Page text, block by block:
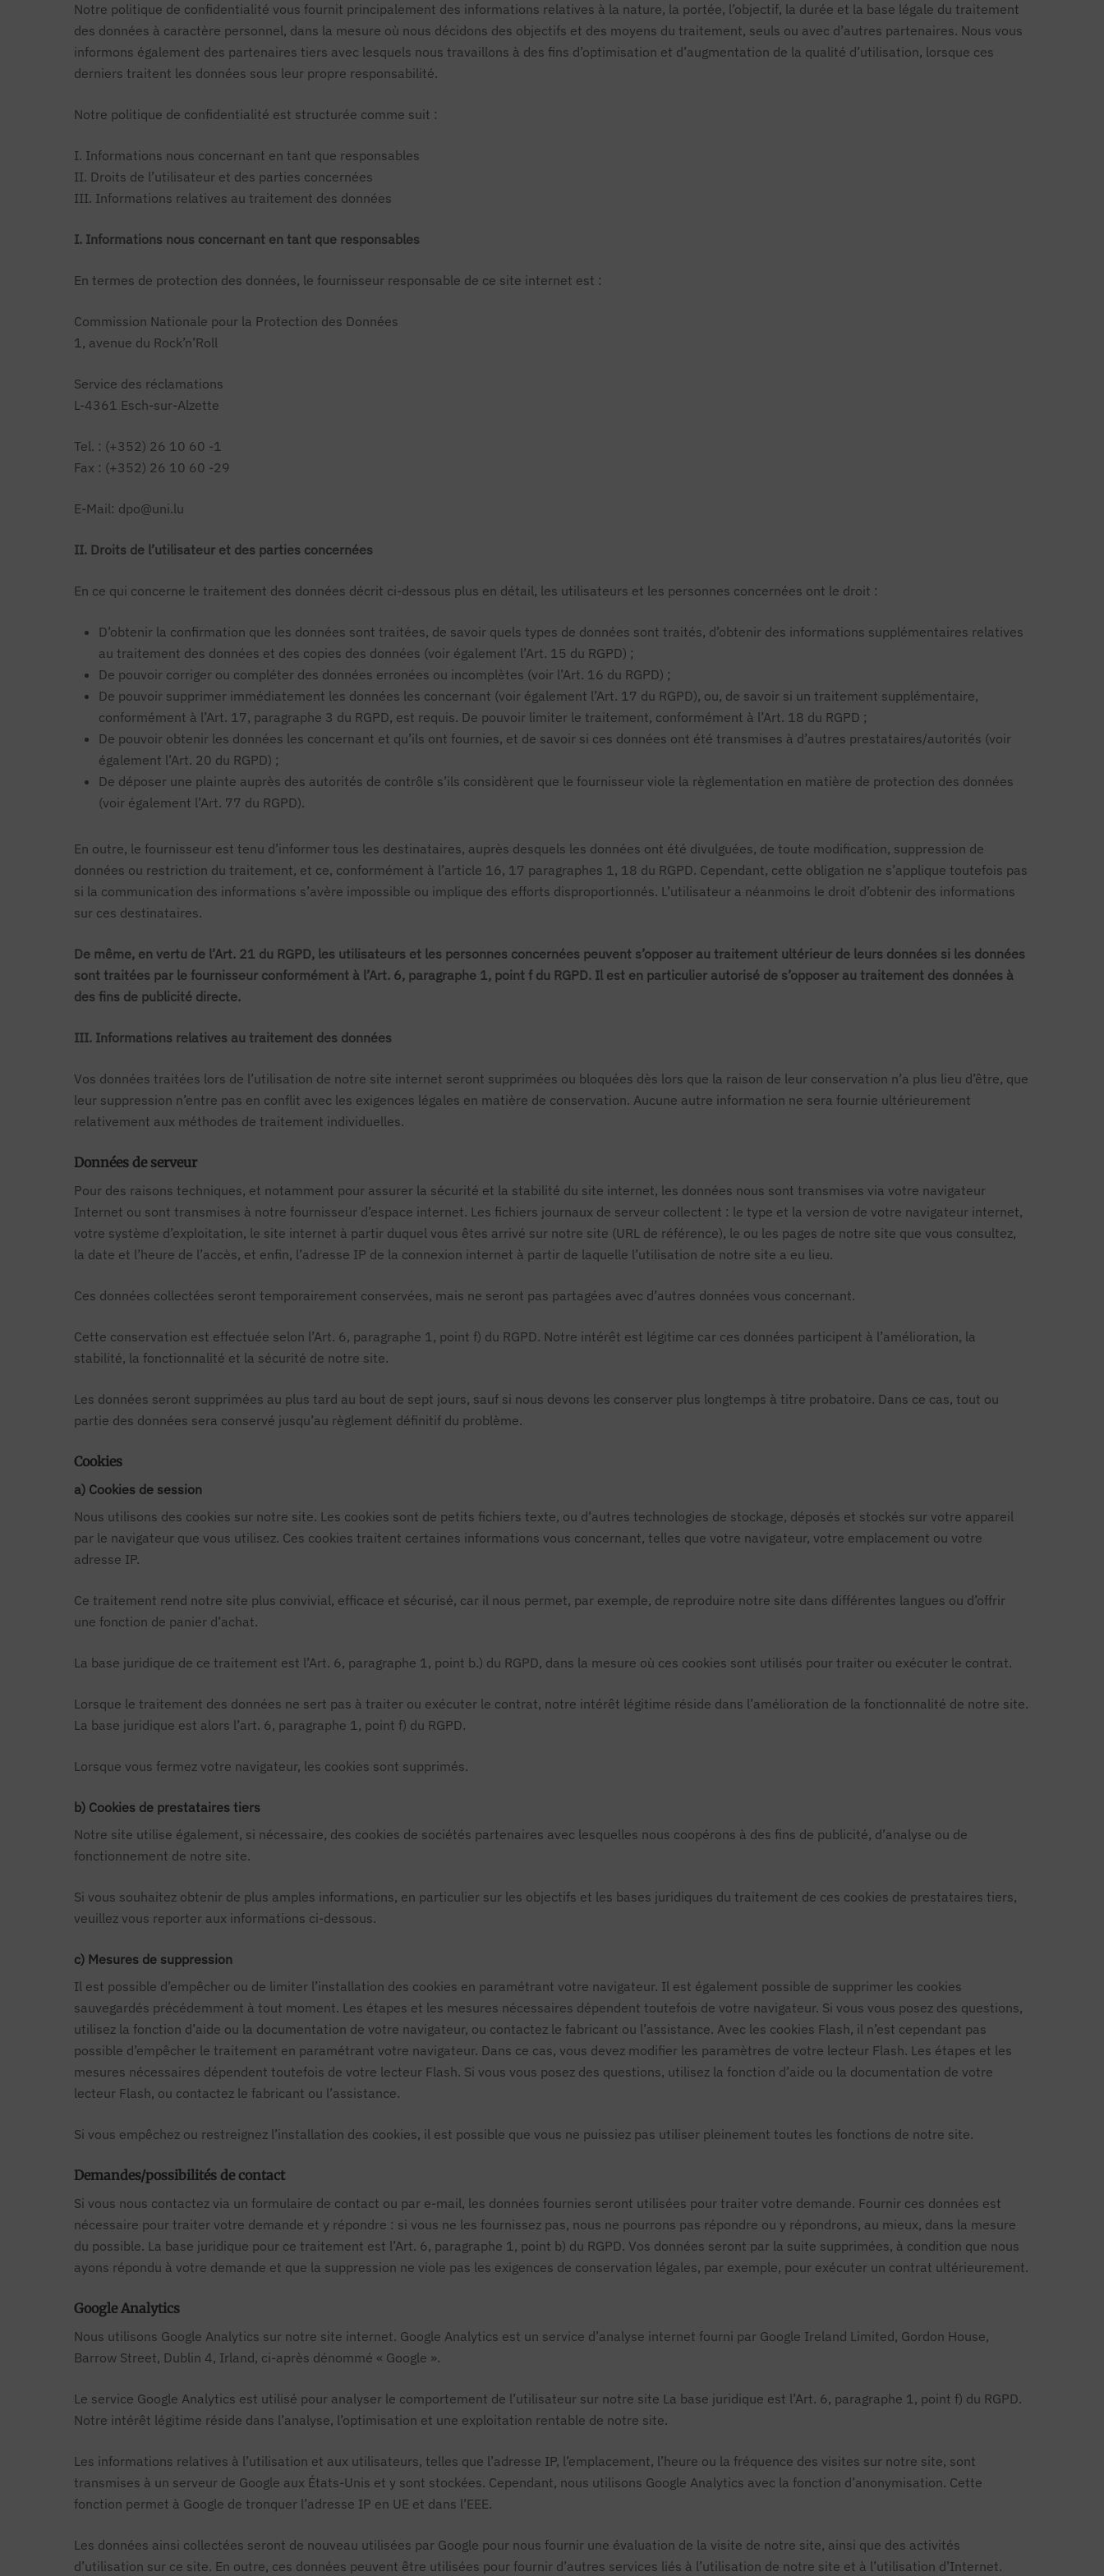
Notre politique de confidentialité vous fournit principalement des informations relatives à la nature, la portée, l’objectif, la durée et la base légale du traitement
des données à caractère personnel, dans la mesure où nous décidons des objectifs et des moyens du traitement, seuls ou avec d’autres partenaires. Nous vous
informons également des partenaires tiers avec lesquels nous travaillons à des fins d’optimisation et d’augmentation de la qualité d’utilisation, lorsque ces
derniers traitent les données sous leur propre responsabilité.
Notre politique de confidentialité est structurée comme suit :
I. Informations nous concernant en tant que responsables
II. Droits de l’utilisateur et des parties concernées
III. Informations relatives au traitement des données
I. Informations nous concernant en tant que responsables
En termes de protection des données, le fournisseur responsable de ce site internet est :
Commission Nationale pour la Protection des Données
1, avenue du Rock’n’Roll
Service des réclamations
L-4361 Esch-sur-Alzette
Tel. : (+352) 26 10 60 -1
Fax : (+352) 26 10 60 -29
E-Mail: dpo@uni.lu
II. Droits de l’utilisateur et des parties concernées
En ce qui concerne le traitement des données décrit ci-dessous plus en détail, les utilisateurs et les personnes concernées ont le droit :
D’obtenir la confirmation que les données sont traitées, de savoir quels types de données sont traités, d’obtenir des informations supplémentaires relatives
au traitement des données et des copies des données (voir également l’Art. 15 du RGPD) ;
De pouvoir corriger ou compléter des données erronées ou incomplètes (voir l’Art. 16 du RGPD) ;
De pouvoir supprimer immédiatement les données les concernant (voir également l’Art. 17 du RGPD), ou, de savoir si un traitement supplémentaire,
conformément à l’Art. 17, paragraphe 3 du RGPD, est requis. De pouvoir limiter le traitement, conformément à l’Art. 18 du RGPD ;
De pouvoir obtenir les données les concernant et qu’ils ont fournies, et de savoir si ces données ont été transmises à d’autres prestataires/autorités (voir
également l’Art. 20 du RGPD) ;
De déposer une plainte auprès des autorités de contrôle s’ils considèrent que le fournisseur viole la règlementation en matière de protection des données
(voir également l’Art. 77 du RGPD).
En outre, le fournisseur est tenu d’informer tous les destinataires, auprès desquels les données ont été divulguées, de toute modification, suppression de
données ou restriction du traitement, et ce, conformément à l’article 16, 17 paragraphes 1, 18 du RGPD. Cependant, cette obligation ne s’applique toutefois pas
si la communication des informations s’avère impossible ou implique des efforts disproportionnés. L’utilisateur a néanmoins le droit d’obtenir des informations
sur ces destinataires.
De même, en vertu de l’Art. 21 du RGPD, les utilisateurs et les personnes concernées peuvent s’opposer au traitement ultérieur de leurs données si les données
sont traitées par le fournisseur conformément à l’Art. 6, paragraphe 1, point f du RGPD. Il est en particulier autorisé de s’opposer au traitement des données à
des fins de publicité directe.
III. Informations relatives au traitement des données
Vos données traitées lors de l’utilisation de notre site internet seront supprimées ou bloquées dès lors que la raison de leur conservation n’a plus lieu d’être, que
leur suppression n’entre pas en conflit avec les exigences légales en matière de conservation. Aucune autre information ne sera fournie ultérieurement
relativement aux méthodes de traitement individuelles.
Données de serveur
Pour des raisons techniques, et notamment pour assurer la sécurité et la stabilité du site internet, les données nous sont transmises via votre navigateur
Internet ou sont transmises à notre fournisseur d’espace internet. Les fichiers journaux de serveur collectent : le type et la version de votre navigateur internet,
votre système d’exploitation, le site internet à partir duquel vous êtes arrivé sur notre site (URL de référence), le ou les pages de notre site que vous consultez,
la date et l’heure de l’accès, et enfin, l’adresse IP de la connexion internet à partir de laquelle l’utilisation de notre site a eu lieu.
Ces données collectées seront temporairement conservées, mais ne seront pas partagées avec d’autres données vous concernant.
Cette conservation est effectuée selon l’Art. 6, paragraphe 1, point f) du RGPD. Notre intérêt est légitime car ces données participent à l’amélioration, la
stabilité, la fonctionnalité et la sécurité de notre site.
Les données seront supprimées au plus tard au bout de sept jours, sauf si nous devons les conserver plus longtemps à titre probatoire. Dans ce cas, tout ou
partie des données sera conservé jusqu’au règlement définitif du problème.
Cookies
a) Cookies de session
Nous utilisons des cookies sur notre site. Les cookies sont de petits fichiers texte, ou d’autres technologies de stockage, déposés et stockés sur votre appareil
par le navigateur que vous utilisez. Ces cookies traitent certaines informations vous concernant, telles que votre navigateur, votre emplacement ou votre
adresse IP.
Ce traitement rend notre site plus convivial, efficace et sécurisé, car il nous permet, par exemple, de reproduire notre site dans différentes langues ou d’offrir
une fonction de panier d’achat.
La base juridique de ce traitement est l’Art. 6, paragraphe 1, point b.) du RGPD, dans la mesure où ces cookies sont utilisés pour traiter ou exécuter le contrat.
Lorsque le traitement des données ne sert pas à traiter ou exécuter le contrat, notre intérêt légitime réside dans l’amélioration de la fonctionnalité de notre site.
La base juridique est alors l’art. 6, paragraphe 1, point f) du RGPD.
Lorsque vous fermez votre navigateur, les cookies sont supprimés.
b) Cookies de prestataires tiers
Notre site utilise également, si nécessaire, des cookies de sociétés partenaires avec lesquelles nous coopérons à des fins de publicité, d’analyse ou de
fonctionnement de notre site.
Si vous souhaitez obtenir de plus amples informations, en particulier sur les objectifs et les bases juridiques du traitement de ces cookies de prestataires tiers,
veuillez vous reporter aux informations ci-dessous.
c) Mesures de suppression
Il est possible d’empêcher ou de limiter l’installation des cookies en paramétrant votre navigateur. Il est également possible de supprimer les cookies
sauvegardés précédemment à tout moment. Les étapes et les mesures nécessaires dépendent toutefois de votre navigateur. Si vous vous posez des questions,
utilisez la fonction d’aide ou la documentation de votre navigateur, ou contactez le fabricant ou l’assistance. Avec les cookies Flash, il n’est cependant pas
possible d’empêcher le traitement en paramétrant votre navigateur. Dans ce cas, vous devez modifier les paramètres de votre lecteur Flash. Les étapes et les
mesures nécessaires dépendent toutefois de votre lecteur Flash. Si vous vous posez des questions, utilisez la fonction d’aide ou la documentation de votre
lecteur Flash, ou contactez le fabricant ou l’assistance.
Si vous empêchez ou restreignez l’installation des cookies, il est possible que vous ne puissiez pas utiliser pleinement toutes les fonctions de notre site.
Demandes/possibilités de contact
Si vous nous contactez via un formulaire de contact ou par e-mail, les données fournies seront utilisées pour traiter votre demande. Fournir ces données est
nécessaire pour traiter votre demande et y répondre : si vous ne les fournissez pas, nous ne pourrons pas répondre ou y répondrons, au mieux, dans la mesure
du possible. La base juridique pour ce traitement est l’Art. 6, paragraphe 1, point b) du RGPD. Vos données seront par la suite supprimées, à condition que nous
ayons répondu à votre demande et que la suppression ne viole pas les exigences de conservation légales, par exemple, pour exécuter un contrat ultérieurement.
Google Analytics
Nous utilisons Google Analytics sur notre site internet. Google Analytics est un service d’analyse internet fourni par Google Ireland Limited, Gordon House,
Barrow Street, Dublin 4, Irland, ci-après dénommé « Google ».
Le service Google Analytics est utilisé pour analyser le comportement de l’utilisateur sur notre site La base juridique est l’Art. 6, paragraphe 1, point f) du RGPD.
Notre intérêt légitime réside dans l’analyse, l’optimisation et une exploitation rentable de notre site.
Les informations relatives à l’utilisation et aux utilisateurs, telles que l’adresse IP, l’emplacement, l’heure ou la fréquence des visites sur notre site, sont
transmises à un serveur de Google aux États-Unis et y sont stockées. Cependant, nous utilisons Google Analytics avec la fonction d’anonymisation. Cette
fonction permet à Google de tronquer l’adresse IP en UE et dans l’EEE.
Les données ainsi collectées seront de nouveau utilisées par Google pour nous fournir une évaluation de la visite de notre site, ainsi que des activités
d’utilisation sur ce site. En outre, ces données peuvent être utilisées pour fournir d’autres services liés à l’utilisation de notre site et à l’utilisation d’Internet.